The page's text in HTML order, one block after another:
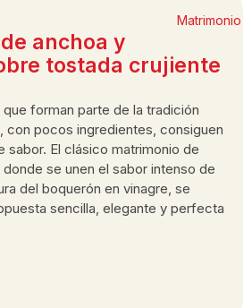
anchoa y
tostada crujiente
forman parte de la tradición
con pocos ingredientes, consiguen
sabor. El clásico matrimonio de
se unen el sabor intenso de
del boquerón en vinagre, se
sencilla, elegante y perfecta